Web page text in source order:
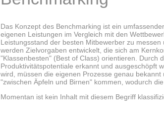
Das Konzept des Benchmarking ist ein
eigenen Leistungen im Vergleich mit den
Leistungsstand der besten Mitbewerber zu
werden Zielvorgaben entwickelt, die sich am
"Klassenbesten" (Best of Class) orientieren. Durch
Produktivitätspotentiale erkannt und ausgeschöpft
wird, müssen die eigenen Prozesse genau
"zwischen Äpfeln und Birnen" kommen, wodurch
Momentan ist kein Inhalt mit diesem Begriff